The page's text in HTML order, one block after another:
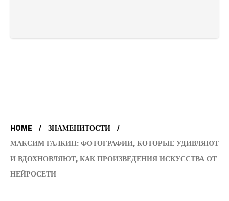
HOME
ЗНАМЕНИТОСТИ
МАКСИМ ГАЛКИН: ФОТОГРАФИИ, КОТОРЫЕ УДИВЛЯЮТ
И ВДОХНОВЛЯЮТ, КАК ПРОИЗВЕДЕНИЯ ИСКУССТВА ОТ
НЕЙРОСЕТИ